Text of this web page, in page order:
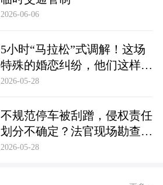
2026-06-06
5小时“马拉松”式调解！这场
特殊的婚恋纠纷，他们这样化
解……
2026-05-28
不规范停车被刮蹭，侵权责任
划分不确定？法官现场勘查定
争纷
2026-05-28